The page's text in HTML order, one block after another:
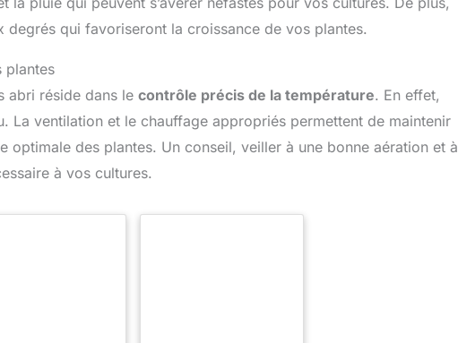
qui favoriseront la croissance de vos plantes.
plantes
abri réside dans le contrôle précis de la température. En effet,
La ventilation et le chauffage appropriés permettent de maintenir
optimale des plantes. Un conseil, veiller à une bonne aération et à
à vos cultures.